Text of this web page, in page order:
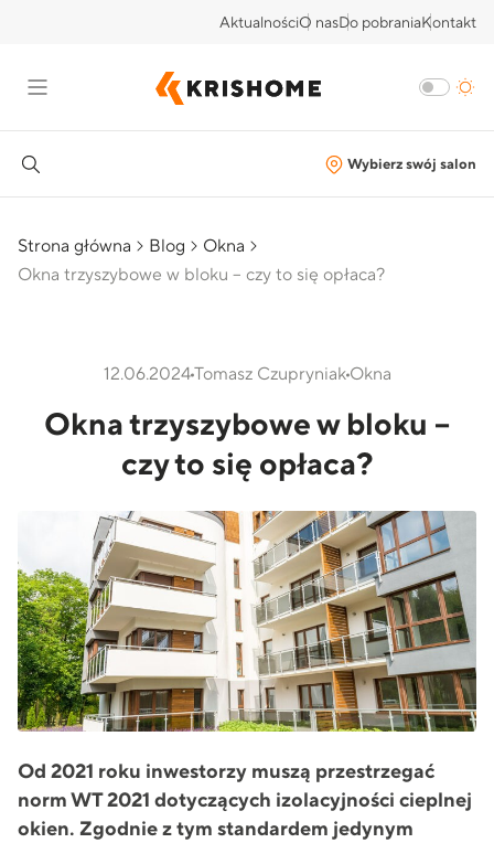
AktualnościO nasDo pobraniaKontakt
Wybierz swój salon
Strona główna Blog
Okna
Okna trzyszybowe w bloku – czy to się opłaca?
12.06.2024Tomasz CzupryniakOkna
Okna trzyszybowe w bloku –
czy to się opłaca?
Od 2021 roku inwestorzy muszą przestrzegać
norm WT 2021 dotyczących izolacyjności cieplnej
okien. Zgodnie z tym standardem jedynym